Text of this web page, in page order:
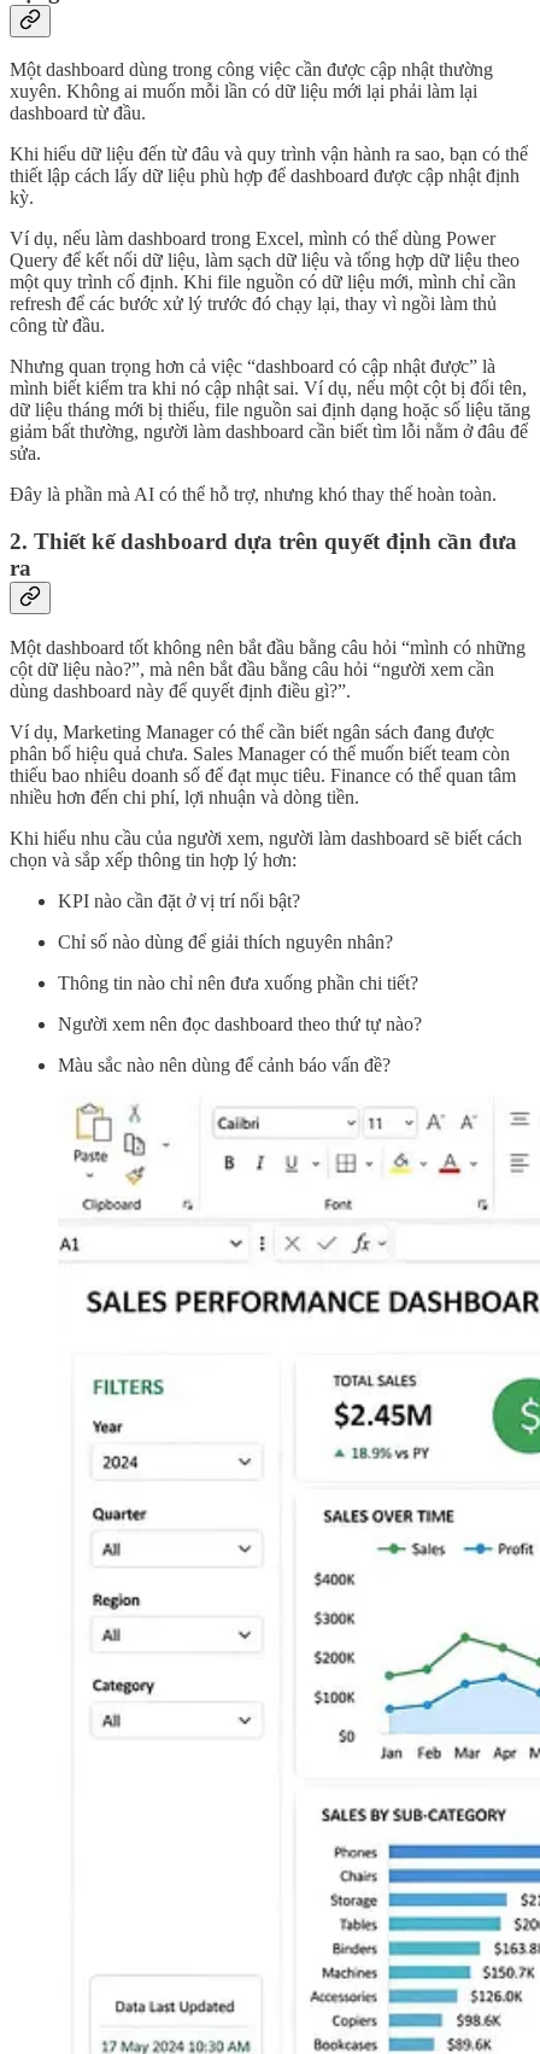
Một dashboard dùng trong công việc cần được cập nhật thường
xuyên. Không ai muốn mỗi lần có dữ liệu mới lại phải làm lại
dashboard từ đầu.
Khi hiểu dữ liệu đến từ đâu và quy trình vận hành ra sao, bạn có thể
thiết lập cách lấy dữ liệu phù hợp để dashboard được cập nhật định
kỳ.
Ví dụ, nếu làm dashboard trong Excel, mình có thể dùng Power
Query để kết nối dữ liệu, làm sạch dữ liệu và tổng hợp dữ liệu theo
một quy trình cố định. Khi file nguồn có dữ liệu mới, mình chỉ cần
refresh để các bước xử lý trước đó chạy lại, thay vì ngồi làm thủ
công từ đầu.
Nhưng quan trọng hơn cả việc “dashboard có cập nhật được” là
mình biết kiểm tra khi nó cập nhật sai. Ví dụ, nếu một cột bị đổi tên,
dữ liệu tháng mới bị thiếu, file nguồn sai định dạng hoặc số liệu tăng
giảm bất thường, người làm dashboard cần biết tìm lỗi nằm ở đâu để
sửa.
Đây là phần mà AI có thể hỗ trợ, nhưng khó thay thế hoàn toàn.
2. Thiết kế dashboard dựa trên quyết định cần đưa
ra
Một dashboard tốt không nên bắt đầu bằng câu hỏi “mình có những
cột dữ liệu nào?”, mà nên bắt đầu bằng câu hỏi “người xem cần
dùng dashboard này để quyết định điều gì?”.
Ví dụ, Marketing Manager có thể cần biết ngân sách đang được
phân bổ hiệu quả chưa. Sales Manager có thể muốn biết team còn
thiếu bao nhiêu doanh số để đạt mục tiêu. Finance có thể quan tâm
nhiều hơn đến chi phí, lợi nhuận và dòng tiền.
Khi hiểu nhu cầu của người xem, người làm dashboard sẽ biết cách
chọn và sắp xếp thông tin hợp lý hơn:
KPI nào cần đặt ở vị trí nổi bật?
Chỉ số nào dùng để giải thích nguyên nhân?
Thông tin nào chỉ nên đưa xuống phần chi tiết?
Người xem nên đọc dashboard theo thứ tự nào?
Màu sắc nào nên dùng để cảnh báo vấn đề?